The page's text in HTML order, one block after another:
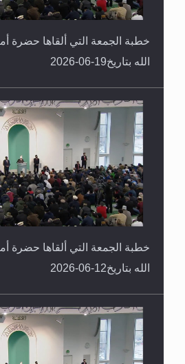
خطبة الجمعة التي ألقاها حضرة
الله بتاريخ19-06-2026
خطبة الجمعة التي ألقاها حضرة
الله بتاريخ12-06-2026